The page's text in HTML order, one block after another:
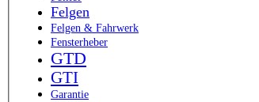
Felgen
Felgen & Fahrwerk
Fensterheber
GTD
GTI
Garantie